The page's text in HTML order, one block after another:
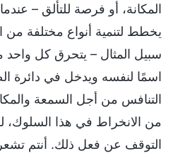
المكانة، أو فرصة للتألق –
يخطط لتنمية أنواع مختلفة من
سبيل المثال – يتحرق كل واحد
اسمًا لنفسه ويدخل في دائرة
التنافس من أجل السمعة
من الانخراط في هذا السلوك،
التوقف عن فعل ذلك. أنتم